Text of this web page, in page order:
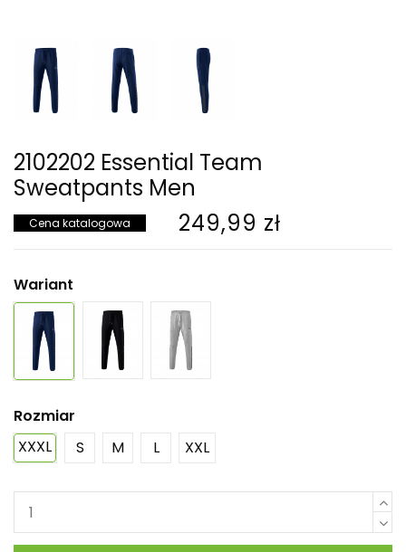
2102202 Essential Team
Sweatpants Men
Cena katalogowa 249,99 zł
Wariant
Rozmiar
XXXL
S M L XXL